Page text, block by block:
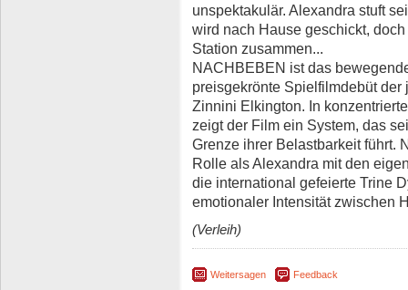
unspektakulär. Alexandra stuft
wird nach Hause geschickt,
Station zusammen...
NACHBEBEN ist das
preisgekrönte Spielfilmdebüt
Zinnini Elkington. In
zeigt der Film ein System, das
Grenze ihrer Belastbarkeit führt.
Rolle als Alexandra mit den
die international gefeierte Trine
emotionaler Intensität zwischen
(Verleih)
Weitersagen Feedback